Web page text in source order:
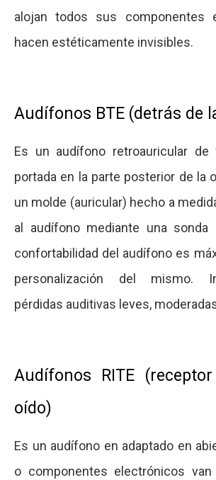
alojan todos sus componentes
hacen estéticamente invisibles.
Audífonos BTE (detrás de
Es un audífono retroauricular de
portada en la parte posterior de la
un molde (auricular) hecho a
al audífono mediante una sonda
confortabilidad del audífono es
personalización del mismo.
pérdidas auditivas leves,
Audífonos RITE
oído)
Es un audífono en adaptado en
o componentes electrónicos van